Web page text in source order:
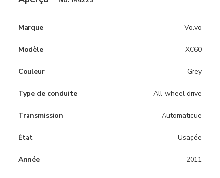
Marque Volvo
Modèle XC60
Couleur grey
Type de conduite All-wheel drive
Transmission Automatique
État Usagée
Année 2011